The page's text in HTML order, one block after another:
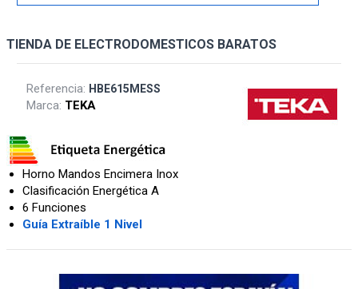
TIENDA DE ELECTRODOMESTICOS BARATOS
Referencia: HBE615MESS
Marca: TEKA
Horno Mandos Encimera Inox
Clasificación Energética A
6 Funciones
Guía Extraíble 1 Nivel